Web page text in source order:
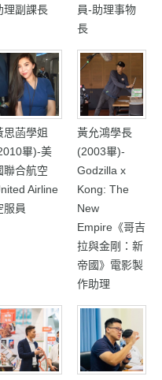
理副課長
員-助理事物
長
思菡學姐
畢)-美
聯合航空
Airline
服員
黃允鴻學長
(2003畢)-
Godzilla x
Kong: The
New
Empire《哥吉
拉與金剛：新
帝國》電影製
作助理